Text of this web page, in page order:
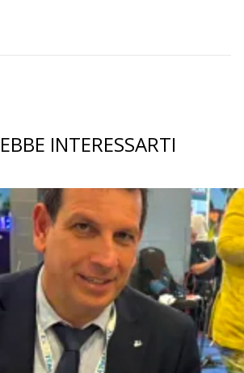
INTERESSARTI